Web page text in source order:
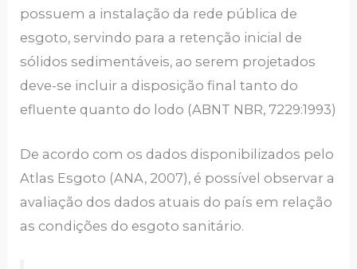
possuem a instalação da rede pública de
esgoto, servindo para a retenção inicial de
sólidos sedimentáveis, ao serem projetados
deve-se incluir a disposição final tanto do
efluente quanto do lodo (ABNT NBR, 7229:1993)
De acordo com os dados disponibilizados pelo
Atlas Esgoto (ANA, 2007), é possível observar a
avaliação dos dados atuais do país em relação
as condições do esgoto sanitário.